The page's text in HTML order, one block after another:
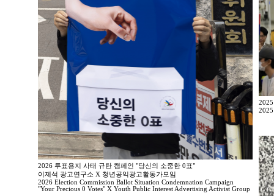
2026 투표용지 사태 규탄 캠페인 "당신의 소중한 0표"
이제석 광고연구소 X 청년공익광고활동가모임
2026 Election Commission Ballot Situation Condemnation Campaign
"Your Precious 0 Votes" X Youth Public Interest Advertising Activist Group
2025